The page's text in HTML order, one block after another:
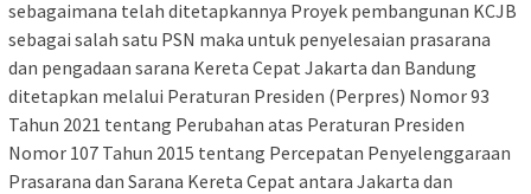
sebagaimana telah ditetapkannya Proyek pembangunan KCJB
sebagai salah satu PSN maka untuk penyelesaian prasarana
dan pengadaan sarana Kereta Cepat Jakarta dan Bandung
ditetapkan melalui Peraturan Presiden (Perpres) Nomor 93
Tahun 2021 tentang Perubahan atas Peraturan Presiden
Nomor 107 Tahun 2015 tentang Percepatan Penyelenggaraan
Prasarana dan Sarana Kereta Cepat antara Jakarta dan